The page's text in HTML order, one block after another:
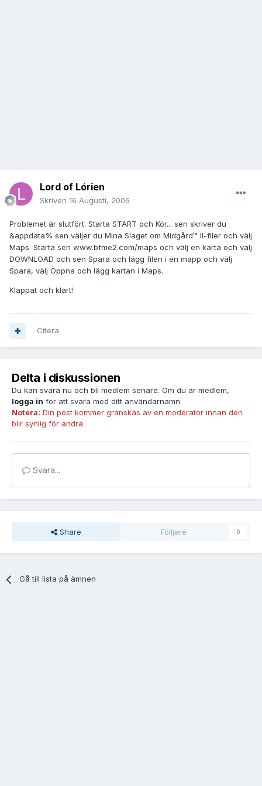
Lord of Lórien
Skriven 16 Augusti, 2006
Problemet är slutfört. Starta START och Kör... sen skriver du
&appdata% sen väljer du Mina Slaget om Midgård™ II-filer och välj
Maps. Starta sen www.bfme2.com/maps och välj en karta och välj
DOWNLOAD och sen Spara och lägg filen i en mapp och välj
Spara, välj Öppna och lägg kartan i Maps.
Klappat och klart!
Citera
Delta i diskussionen
Du kan svara nu och bli medlem senare. Om du är medlem,
logga in för att svara med ditt användarnamn.
Notera: Din post kommer granskas av en moderator innan den
blir synlig för andra.
Svara...
Share Fölljare 0
Gå till lista på ämnen